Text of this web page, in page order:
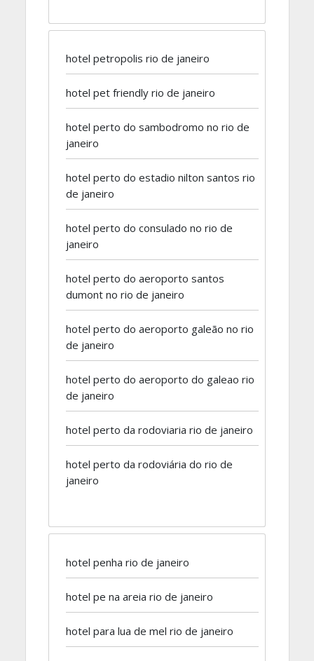
hotel petropolis rio de janeiro
hotel pet friendly rio de janeiro
hotel perto do sambodromo no rio de
janeiro
hotel perto do estadio nilton santos rio
de janeiro
hotel perto do consulado no rio de
janeiro
hotel perto do aeroporto santos
dumont no rio de janeiro
hotel perto do aeroporto galeão no rio
de janeiro
hotel perto do aeroporto do galeao rio
de janeiro
hotel perto da rodoviaria rio de janeiro
hotel perto da rodoviária do rio de
janeiro
hotel penha rio de janeiro
hotel pe na areia rio de janeiro
hotel para lua de mel rio de janeiro